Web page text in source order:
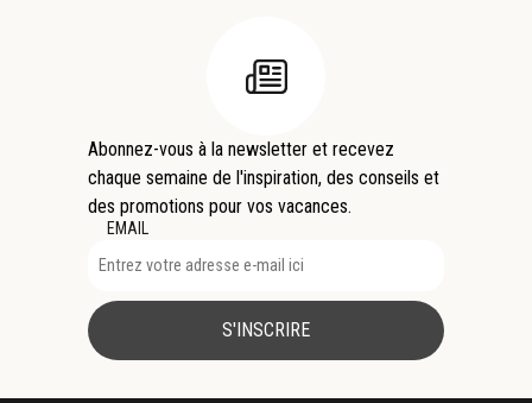
Abonnez-vous à la newsletter et recevez
chaque semaine de l'inspiration, des conseils et
des promotions pour vos vacances.
EMAIL
S'INSCRIRE